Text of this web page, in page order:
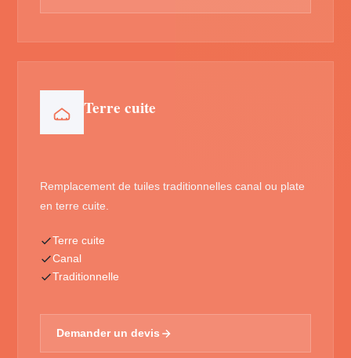
Terre cuite
Remplacement de tuiles traditionnelles canal ou plate
en terre cuite.
Terre cuite
Canal
Traditionnelle
Demander un devis